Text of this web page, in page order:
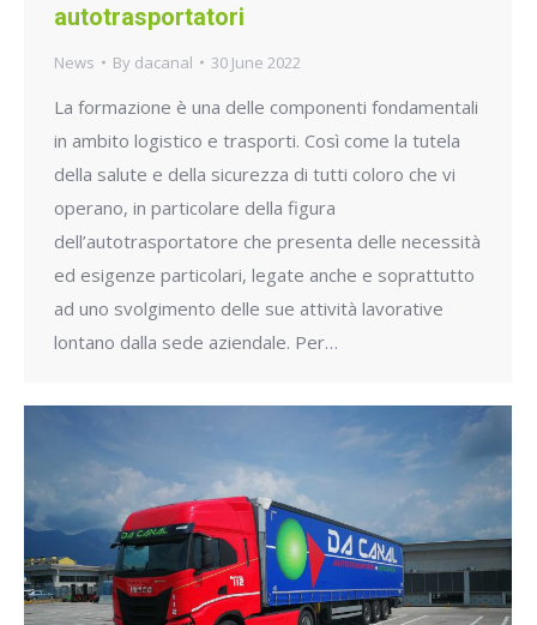
autotrasportatori
News By dacanal 30 June 2022
La formazione è una delle componenti fondamentali
in ambito logistico e trasporti. Così come la tutela
della salute e della sicurezza di tutti coloro che vi
operano, in particolare della figura
dell’autotrasportatore che presenta delle necessità
ed esigenze particolari, legate anche e soprattutto
ad uno svolgimento delle sue attività lavorative
lontano dalla sede aziendale. Per…